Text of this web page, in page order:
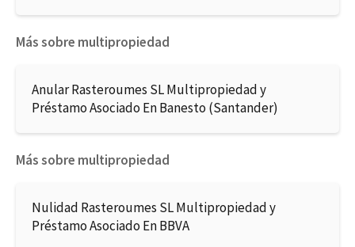
Más sobre multipropiedad
Anular Rasteroumes SL Multipropiedad y
Préstamo Asociado En Banesto (Santander)
Más sobre multipropiedad
Nulidad Rasteroumes SL Multipropiedad y
Préstamo Asociado En BBVA